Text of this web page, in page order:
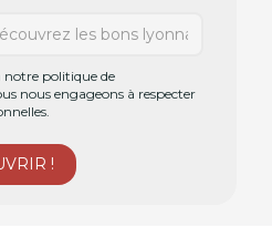
politique de
nous engageons à respecter